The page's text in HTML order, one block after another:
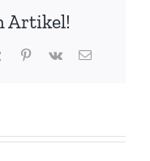
Artikel!
TumblrPinterest
Vk
E-